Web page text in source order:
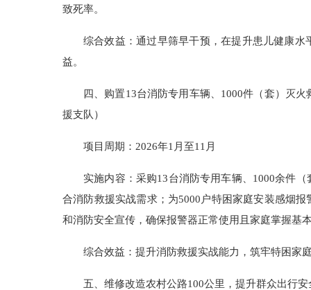
致死率。
综合效益：通过早筛早干预，在提升患儿健康
益。
四、购置13台消防专用车辆、1000件（套）灭
援支队）
项目周期：2026年1月至11月
实施内容：采购13台消防专用车辆、1000余件
合消防救援实战需求；为5000户特困家庭安装感烟
和消防安全宣传，确保报警器正常使用且家庭掌握基
综合效益：提升消防救援实战能力，筑牢特困家
五、维修改造农村公路100公里，提升群众出行